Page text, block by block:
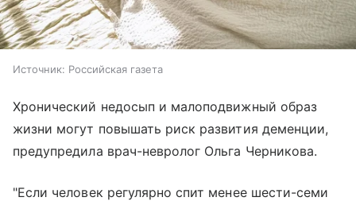
Источник: Российская газета
Хронический недосып и малоподвижный образ
жизни могут повышать риск развития деменции,
предупредила врач-невролог Ольга Черникова.
"Если человек регулярно спит менее шести-семи